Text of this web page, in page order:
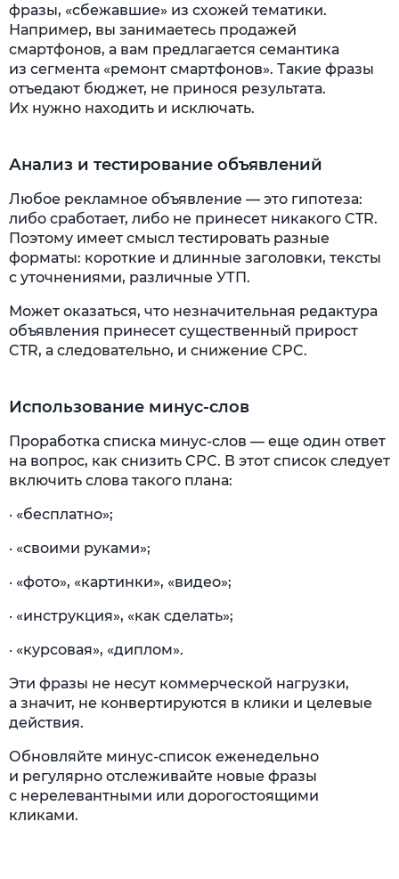
фразы, «сбежавшие» из схожей тематики.
Например, вы занимаетесь продажей
смартфонов, а вам предлагается семантика
из сегмента «ремонт смартфонов». Такие фразы
отъедают бюджет, не принося результата.
Их нужно находить и исключать.
Анализ и тестирование объявлений
Любое рекламное объявление — это гипотеза:
либо сработает, либо не принесет никакого CTR.
Поэтому имеет смысл тестировать разные
форматы: короткие и длинные заголовки, тексты
с уточнениями, различные УТП.
Может оказаться, что незначительная редактура
объявления принесет существенный прирост
CTR, а следовательно, и снижение CPC.
Использование минус-слов
Проработка списка минус-слов — ­­­еще один ответ
на вопрос, как снизить CPC. В этот список следует
включить слова такого плана:
· «бесплатно»;
· «своими руками»;
· «фото», «картинки», «видео»;
· «инструкция», «как сделать»;
· «курсовая», «диплом».
Эти фразы не несут коммерческой нагрузки,
а значит, не конвертируются в клики и целевые
действия.
Обновляйте минус-список еженедельно
и регулярно отслеживайте новые фразы
с нерелевантными или дорогостоящими
кликами.